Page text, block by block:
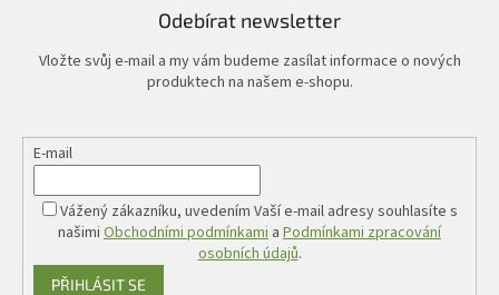
Odebírat newsletter
Vložte svůj e-mail a my vám budeme zasílat informace o nových
produktech na našem e-shopu.
E-mail
Vážený zákazníku, uvedením Vaší e-mail adresy souhlasíte s
našimi Obchodními podmínkami a Podmínkami zpracování
osobních údajů.
PŘIHLÁSIT SE